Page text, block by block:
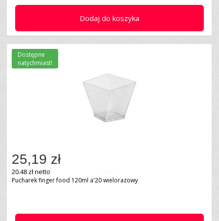
Dodaj do koszyka
25,19 zł
20.48 zł netto
Pucharek finger food 120ml a'20 wielorazowy
Dostępne
natychmiast!